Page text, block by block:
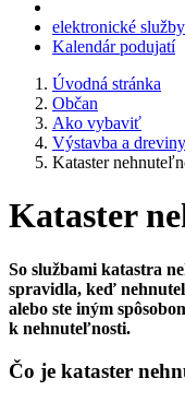
elektronické služby
Kalendár podujatí
Úvodná stránka
Občan
Ako vybaviť
Výstavba a dreviny
Kataster
Kataster
So službami katastra
spravidla, keď
alebo ste iným
k nehnuteľnosti.
Čo je kataster